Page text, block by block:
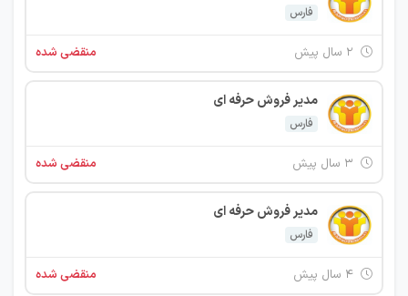
فارس
منقضی شده
مدیر فروش حرفه ای
فارس
منقضی شده
مدیر فروش حرفه ای
فارس
منقضی شده